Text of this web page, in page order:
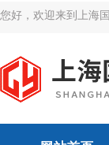
您好，欢迎来到上海